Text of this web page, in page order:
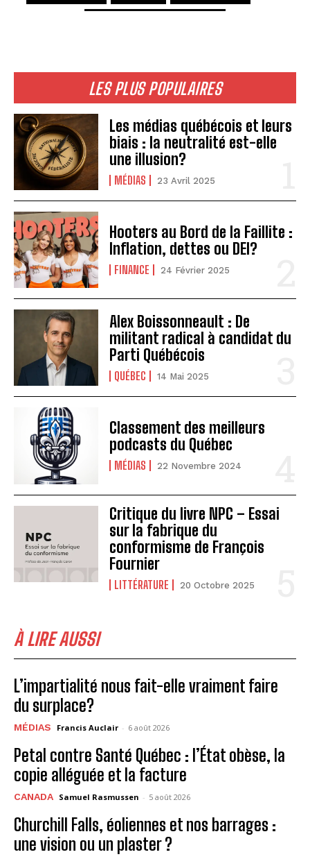
LES PLUS POPULAIRES
Les médias québécois et leurs
biais : la neutralité est-elle
une illusion?
MÉDIAS 23 Avril 2025
Hooters au Bord de la Faillite :
Inflation, dettes ou DEI?
FINANCE 24 Février 2025
Alex Boissonneault : De
militant radical à candidat du
Parti Québécois
QUÉBEC 14 Mai 2025
Classement des meilleurs
podcasts du Québec
MÉDIAS 22 Novembre 2024
Critique du livre NPC – Essai
sur la fabrique du
conformisme de François
Fournier
LITTÉRATURE 20 Octobre 2025
À LIRE AUSSI
L’impartialité nous fait-elle vraiment faire
du surplace?
MÉDIAS Francis Auclair - 6 août 2026
Petal contre Santé Québec : l’État obèse, la
copie alléguée et la facture
CANADA Samuel Rasmussen - 5 août 2026
Churchill Falls, éoliennes et nos barrages :
une vision ou un plaster ?